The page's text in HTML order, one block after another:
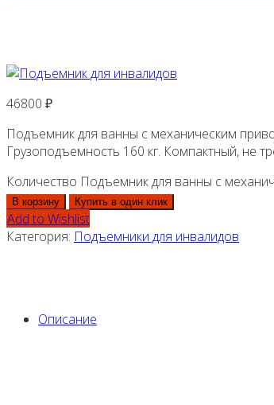
46800 ₽
Подъемник для ванны с механическим
Грузоподъемность 160 кг. Компактный, не
Количество Подъемник для ванны с
В корзину Купить в один клик
Add to Wishlist
Категория: Подъемники для инвалидов
Описание